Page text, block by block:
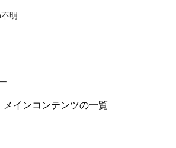
明
メインコンテンツの一覧